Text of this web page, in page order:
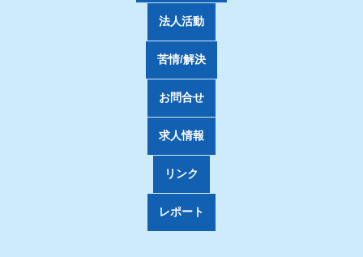
法人活動
苦情/解決
お問合せ
求人情報
リンク
レポート